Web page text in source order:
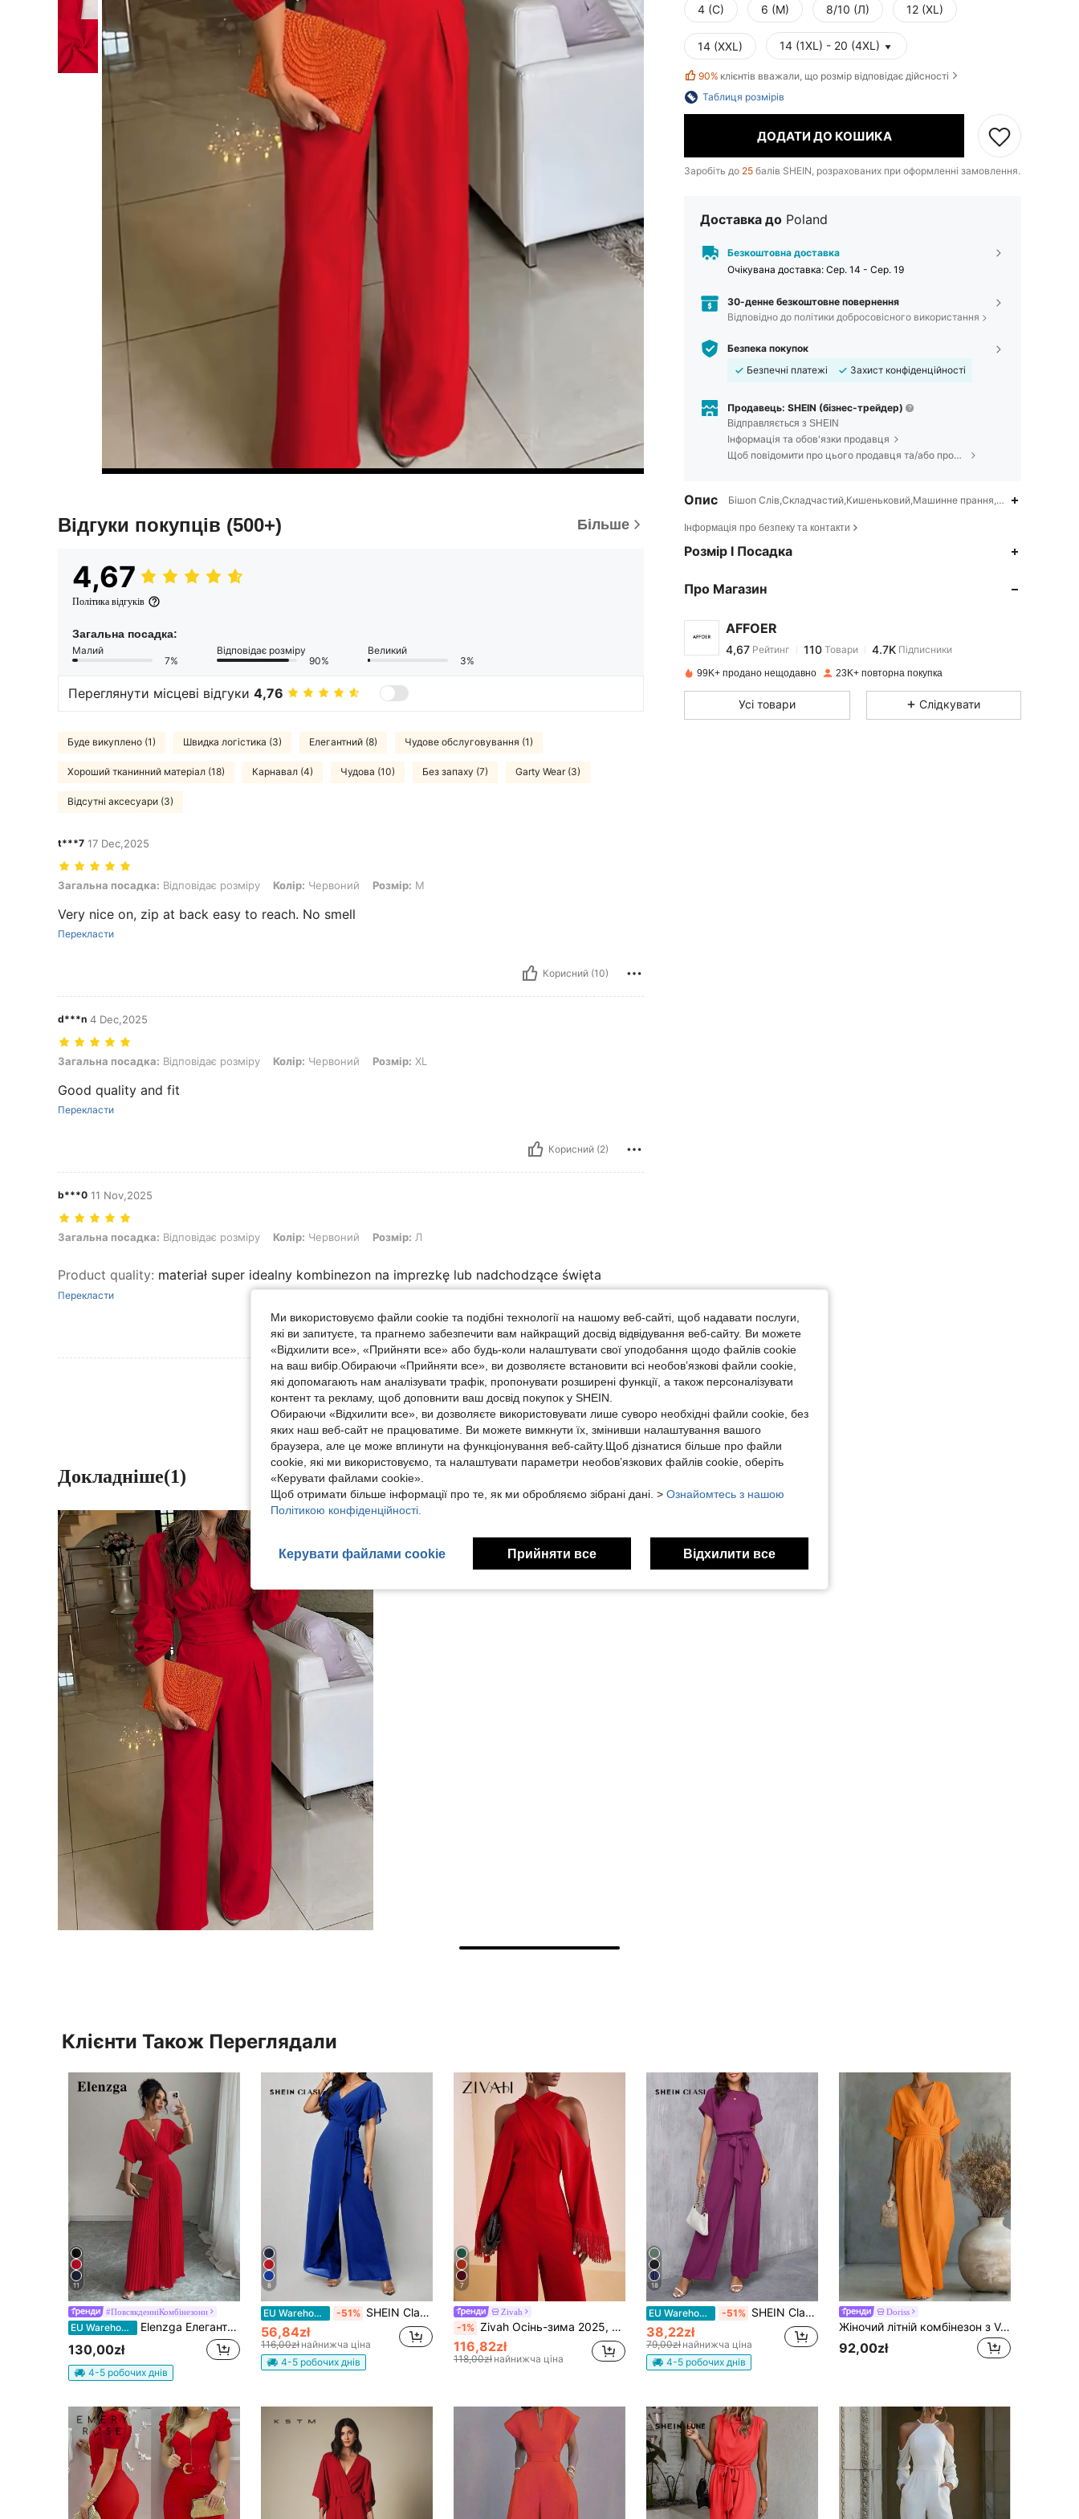
Відгуки покупців (500+) Більше
4,67
Політика відгуків
Загальна посадка:
Малий
7%
Відповідає розміру
90%
Великий
3%
Переглянути місцеві відгуки 4,76
Буде викуплено (1) Швидка логістика (3) Елегантний (8) Чудове обслуговування (1)
Хороший тканинний матеріал (18) Карнавал (4) Чудова (10) Без запаху (7) Garty Wear (3)
Відсутні аксесуари (3)
t***7 17 Dec,2025
Загальна посадка: Відповідає розміру, Колір: Червоний, Розмір: М
Загальна посадка: Відповідає розміру Колір: Червоний Розмір: М
Very nice on, zip at back easy to reach. No smell
Перекласти
Корисний (10)
d***n 4 Dec,2025
Загальна посадка: Відповідає розміру, Колір: Червоний, Розмір: XL
Загальна посадка: Відповідає розміру Колір: Червоний Розмір: XL
Good quality and fit
Перекласти
Корисний (2)
b***0 11 Nov,2025
Загальна посадка: Відповідає розміру, Колір: Червоний, Розмір: Л
Загальна посадка: Відповідає розміру Колір: Червоний Розмір: Л
Product quality: materiał super idealny kombinezon na imprezkę lub nadchodzące święta
Перекласти
Корисний (2)
Переглянути Більше Відгуків
4 (С) 6 (М) 8/10 (Л) 12 (XL)
14 (XXL) 14 (1XL) - 20 (4XL)
90% клієнтів вважали, що розмір відповідає дійсності
Таблиця розмірів
ДОДАТИ ДО КОШИКА
Заробіть до 25 балів SHEIN, розрахованих при оформленні замовлення.
Доставка до Poland
Безкоштовна доставка
Очікувана доставка: Сер. 14 - Сер. 19
30-денне безкоштовне повернення
Відповідно до політики добросовісного використання
Безпека покупок
Безпечні платежі
Захист конфіденційності
Продавець: SHEIN (бізнес-трейдер)
Відправляється з SHEIN
Інформація та обов'язки продавця
Щоб повідомити про цього продавця та/або продукт
Опис Бішоп Слів,Складчастий,Кишеньковий,Машинне прання, не піддавати
Інформація про безпеку та контакти
Розмір І Посадка
Про Магазин
AFFOER
4,67
4,67 Рейтинг
p***aсплатив1 день тому
99K+ продано нещодавно 23K+ повторна покупка
Усі товари Слідкувати
Докладніше(1)
Клієнти Також Переглядали
11
#ПовсякденніКомбінезони
EU Warehouse Elenzga Елегантний жіночий комбінезон із глибоким V-подібним вирізом та рукавами "летюча миша" з плісированими рукавами
130,00zł
4-5 робочих днів
8
EU Warehouse -51% SHEIN Clasi Комбінезон з широкими штанинами та рукавами-метеликами, обгортанням та вузлом
56,84zł
116,00zł найнижча ціна
4-5 робочих днів
7
Zivah
-1% Zivah Осінь-зима 2025, новий елегантний жіночий комбінезон з довгими рукавами та яскраво-червоним хрестом, підходить для вечірок та щоденних прогулянок, вбрання для заміських концертів, Хеллоуїна, Різдва, вечірнього відпочинку, сукні для гостей на весілля, сукні для дня народження, вбрання для бранчу, щоденних прогулянок -A
116,82zł
118,00zł найнижча ціна
18
EU Warehouse -51% SHEIN Clasi Жіночий елегантний комбінезон з круглим вирізом, поясом на талії та широкими штанинами
38,22zł
79,00zł найнижча ціна
4-5 робочих днів
Doriss
Жіночий літній комбінезон з V-подібним вирізом, перехресним запахом, вільними рукавами-ліхтариками та широкими штанинами
92,00zł
Ми використовуємо файли cookie та подібні технології на нашому веб-сайті, щоб надавати послуги,
які ви запитуєте, та прагнемо забезпечити вам найкращий досвід відвідування веб-сайту. Ви можете
«Відхилити все», «Прийняти все» або будь-коли налаштувати свої уподобання щодо файлів cookie
на ваш вибір.Обираючи «Прийняти все», ви дозволяєте встановити всі необов’язкові файли cookie,
які допомагають нам аналізувати трафік, пропонувати розширені функції, а також персоналізувати
контент та рекламу, щоб доповнити ваш досвід покупок у SHEIN.
Обираючи «Відхилити все», ви дозволяєте використовувати лише суворо необхідні файли cookie, без
яких наш веб-сайт не працюватиме. Ви можете вимкнути їх, змінивши налаштування вашого
браузера, але це може вплинути на функціонування веб-сайту.Щоб дізнатися більше про файли
cookie, які ми використовуємо, та налаштувати параметри необов’язкових файлів cookie, оберіть
«Керувати файлами cookie».
Щоб отримати більше інформації про те, як ми обробляємо зібрані дані. > Ознайомтесь з нашою
Політикою конфіденційності.
Керувати файлами cookie Прийняти все Відхилити все